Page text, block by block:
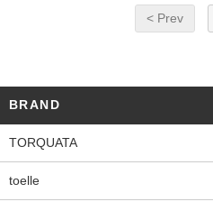
< Prev
BRAND
TORQUATA
toelle